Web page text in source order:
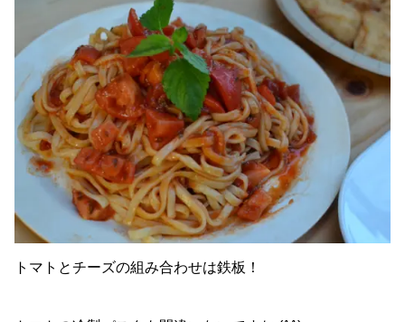
トマトとチーズの組み合わせは鉄板！